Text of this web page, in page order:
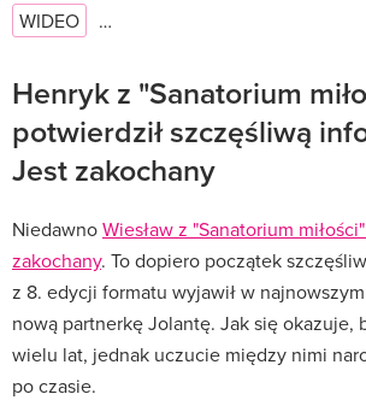
WIDEO …
Henryk z "Sanatorium
potwierdził szczęśliwą
Jest zakochany
NiedawnoWiesław z "Sanatorium
zakochany. To dopiero początek
z 8. edycji formatu wyjawił w
nową partnerkę Jolantę. Jak się okazuje,
wielu lat, jednak uczucie między nimi
po czasie.